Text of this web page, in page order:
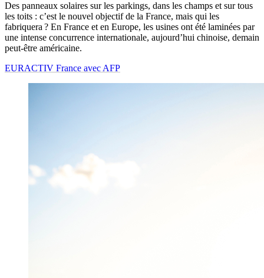
Des panneaux solaires sur les parkings, dans les champs et sur tous
les toits : c’est le nouvel objectif de la France, mais qui les
fabriquera ? En France et en Europe, les usines ont été laminées par
une intense concurrence internationale, aujourd’hui chinoise, demain
peut-être américaine.
EURACTIV France avec AFP